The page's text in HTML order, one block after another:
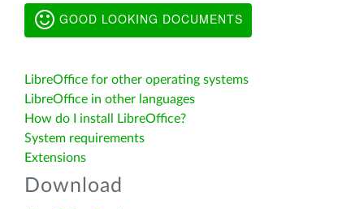
GOOD LOOKING DOCUMENTS
LibreOffice for other operating systems
LibreOffice in other languages
How do I install LibreOffice?
System requirements
Extensions
Download